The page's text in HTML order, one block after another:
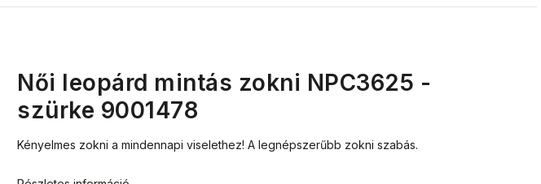
Női leopárd mintás zokni NPC3625 -
szürke 9001478
Kényelmes zokni a mindennapi viselethez! A legnépszerűbb zokni szabás.